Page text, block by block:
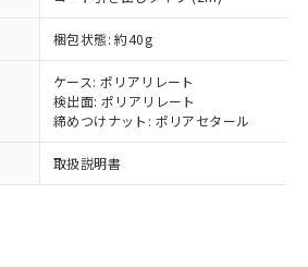
梱包状態: 約40g
ケース: ポリアリレート
検出面: ポリアリレート
締めつけナット: ポリアセタール
取扱説明書
制御機器販売店や当社販売拠
販売ネットワーク
」をご確認
および標準価格結果を当社の
諾なく第三者に漏洩または開
ようお願いします。
ツ機能（部品リスト作成サー
ご利用いただくには、I-Web
ことを確認しています。
り替え状況などにより、予定
とがあります。
使用期限
物質（10物質）のすべてが基
ることを示します。
の使用状況下において有害物
えいし、環境に深刻な影響を
兵器、生物兵器またはその他
にこれらの製造装置等に一切
しません。
貴社製品を第三者に販売する
上記1、2および3の内容を当
に通知します。また当社は、
よび販売に係わる関係者が違
するおそれがある場合は、取
庫なし(最新の在庫状況につ
は、お客様のお取引先、ま
はお客様担当のオムロン制御
販売店・当社販売員にご確
ださい)
生産機種、また在庫状況の
を公開していない機種